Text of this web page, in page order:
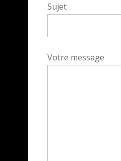
Sujet
Votre message